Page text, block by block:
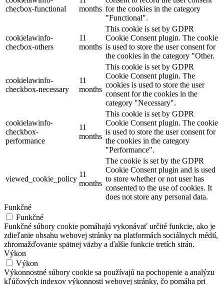
checbox-functional
months for the cookies in the category
"Functional".
cookielawinfo-
checbox-others
11
months
This cookie is set by GDPR
Cookie Consent plugin. The cookie
is used to store the user consent for
the cookies in the category "Other.
cookielawinfo-
checkbox-necessary
11
months
This cookie is set by GDPR
Cookie Consent plugin. The
cookies is used to store the user
consent for the cookies in the
category "Necessary".
cookielawinfo-
checkbox-
performance
11
months
This cookie is set by GDPR
Cookie Consent plugin. The cookie
is used to store the user consent for
the cookies in the category
"Performance".
viewed_cookie_policy
11
months
The cookie is set by the GDPR
Cookie Consent plugin and is used
to store whether or not user has
consented to the use of cookies. It
does not store any personal data.
Funkčné
Funkčné
Funkčné súbory cookie pomáhajú vykonávať určité funkcie, ako je
zdieľanie obsahu webovej stránky na platformách sociálnych médií,
zhromažďovanie spätnej väzby a ďalšie funkcie tretích strán.
Výkon
Výkon
Výkonnostné súbory cookie sa používajú na pochopenie a analýzu
kľúčových indexov výkonnosti webovej stránky, čo pomáha pri